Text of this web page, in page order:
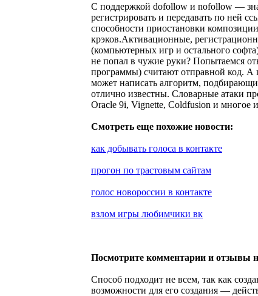
С поддержкой dofollow и nofollow —
регистрировать и передавать по ней
способности приостановки
крэков.Активационные,
(компьютерных игр и остального
не попал в чужие руки? Попытаемся
программы) считают отправной код. А
может написать алгоритм,
отлично известны. Словарные атаки
Oracle 9i, Vignette, Coldfusion и многое
Смотреть еще похожие новости:
как добывать голоса в контакте
прогон по трастовым сайтам
голос новороссии в контакте
взлом игры любимчики вк
Посмотрите комментарии и отзывы
Способ подходит не всем, так как
возможности для его создания —